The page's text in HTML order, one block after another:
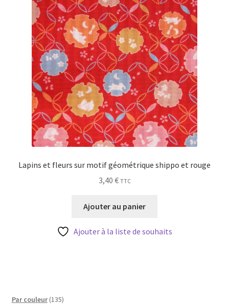
Lapins et fleurs sur motif géométrique shippo et rouge
3,40 € TTC
Ajouter au panier
Ajouter à la liste de souhaits
Par couleur 135135